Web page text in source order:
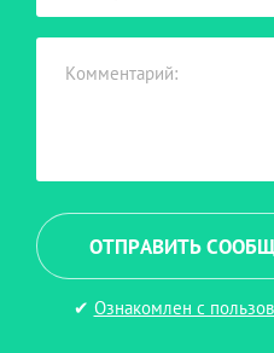
ОТПРАВИТЬ
✔ Ознакомлен с